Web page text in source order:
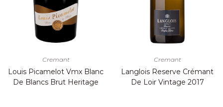
Cremant
Louis Picamelot Vmx Blanc
De Blancs Brut Heritage
Cremant
Langlois Reserve Crémant
De Loir Vintage 2017